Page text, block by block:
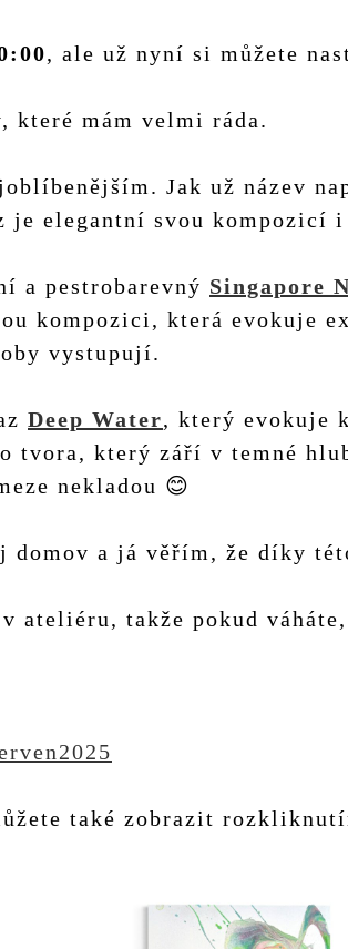
, ale už nyní si můžete
které mám velmi ráda.
Jak už název
je elegantní svou kompozicí
a pestrobarevný Singapore
kompozici, která evokuje
vystupují.
Deep Water, který evokuje
tvora, který září v temné
nekladou 😊
a já věřím, že díky
ateliéru, takže pokud
také zobrazit